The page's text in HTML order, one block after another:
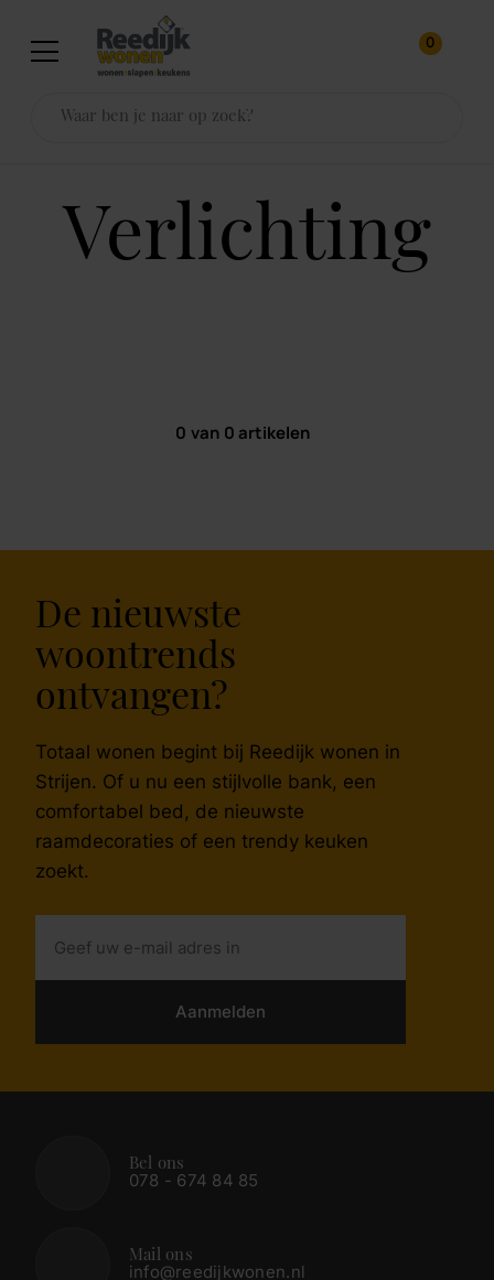
0
verlichting
0 van 0 artikelen
De nieuwste
woontrends
ontvangen?
Totaal wonen begint bij Reedijk wonen in
Strijen. Of u nu een stijlvolle bank, een
comfortabel bed, de nieuwste
raamdecoraties of een trendy keuken
zoekt.
Aanmelden
Bel ons
078 - 674 84 85
Mail ons
info@reedijkwonen.nl